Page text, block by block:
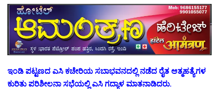
ಇಂಡಿ ಪಟ್ಟಣದ ಎಸಿ ಕಚೇರಿಯ ಸಬಾಭವನದಲ್ಲಿ ನಡೆದ ರೈತ ಆತ್ಮಹತ್ಯೆಗಳ
ಕುರಿತು ಪರಿಶೀಲನಾ ಸಭೆಯಲ್ಲಿ ಎಸಿ ಗದ್ಯಾಳ ಮಾತನಾಡಿದರು.